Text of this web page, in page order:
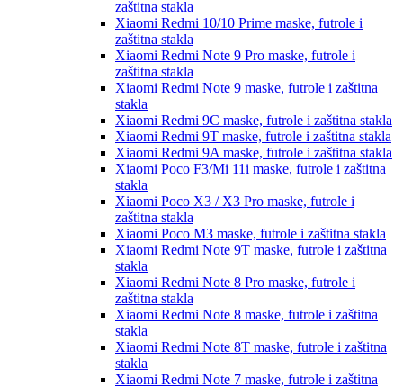
zaštitna stakla
Xiaomi Redmi 10/10 Prime maske, futrole i
zaštitna stakla
Xiaomi Redmi Note 9 Pro maske, futrole i
zaštitna stakla
Xiaomi Redmi Note 9 maske, futrole i zaštitna
stakla
Xiaomi Redmi 9C maske, futrole i zaštitna stakla
Xiaomi Redmi 9T maske, futrole i zaštitna stakla
Xiaomi Redmi 9A maske, futrole i zaštitna stakla
Xiaomi Poco F3/Mi 11i maske, futrole i zaštitna
stakla
Xiaomi Poco X3 / X3 Pro maske, futrole i
zaštitna stakla
Xiaomi Poco M3 maske, futrole i zaštitna stakla
Xiaomi Redmi Note 9T maske, futrole i zaštitna
stakla
Xiaomi Redmi Note 8 Pro maske, futrole i
zaštitna stakla
Xiaomi Redmi Note 8 maske, futrole i zaštitna
stakla
Xiaomi Redmi Note 8T maske, futrole i zaštitna
stakla
Xiaomi Redmi Note 7 maske, futrole i zaštitna